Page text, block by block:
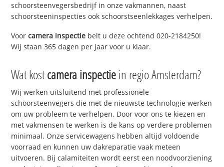
schoorsteenvegersbedrijf in onze vakmannen, naast
schoorsteeninspecties ook schoorstseenlekkages verhelpen.
Voorcamera inspectie belt u deze ochtend 020-2184250!
Wij staan 365 dagen per jaar voor u klaar.
Wat kostcamera inspectiein regio Amsterdam?
Wij werken uitsluitend met professionele
schoorsteenvegers die met de nieuwste technologie werken
om uw probleem te verhelpen. Door voor ons te kiezen en
met vakmensen te werken is de kans op verdere problemen
minimaal. Onze servicewagens hebben altijd voldoende
voorraad en kunnen uw dakreparatie vaak meteen
uitvoeren. Bij calamiteiten wordt eerst een noodvoorziening